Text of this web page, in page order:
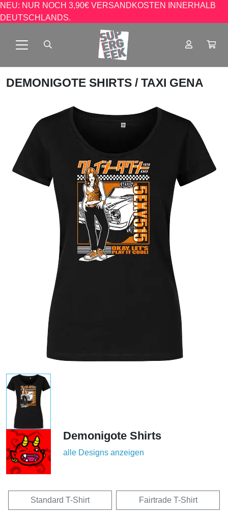
NEU: NUR NOCH 3,90€ VERSANDKOSTEN INNERHALB
DEUTSCHLANDS.
DEMONIGOTE SHIRTS / TAXI GENA
Demonigote Shirts
alle Designs anzeigen
Standard T-Shirt Fairtrade T-Shirt